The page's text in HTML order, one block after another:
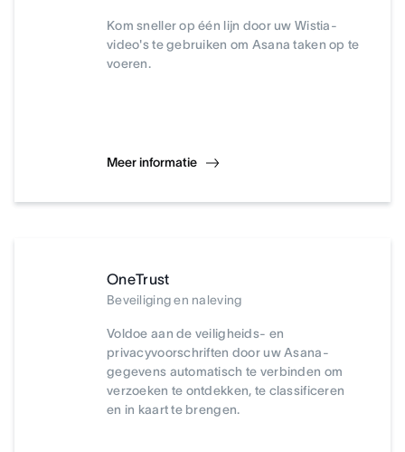
Kom sneller op één lijn door uw Wistia-
video's te gebruiken om Asana taken op te
voeren.
Meer informatie
OneTrust
Beveiliging en naleving
Voldoe aan de veiligheids- en
privacyvoorschriften door uw Asana-
gegevens automatisch te verbinden om
verzoeken te ontdekken, te classificeren
en in kaart te brengen.